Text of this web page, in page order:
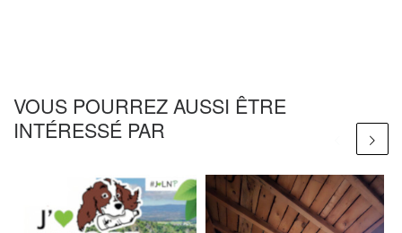
VOUS POURREZ AUSSI ÊTRE
INTÉRESSÉ PAR